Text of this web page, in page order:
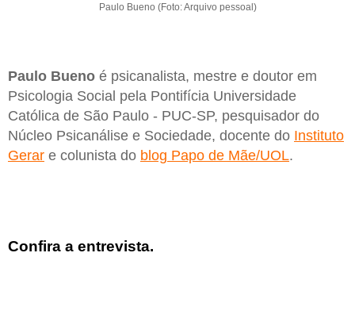
Paulo Bueno (Foto: Arquivo pessoal)
Paulo Bueno é psicanalista, mestre e doutor em
Psicologia Social pela Pontifícia Universidade
Católica de São Paulo - PUC-SP, pesquisador do
Núcleo Psicanálise e Sociedade, docente do Instituto
Gerar e colunista do blog Papo de Mãe/UOL.
Confira a entrevista.